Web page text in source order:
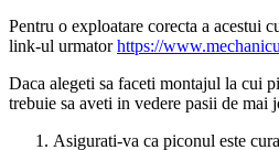
Pentru o exploatare corecta a acestui
link-ul urmatorhttps://
Daca alegeti sa faceti montajul la cui
trebuie sa aveti in vedere pasii de mai
Asigurati-va ca piconul este